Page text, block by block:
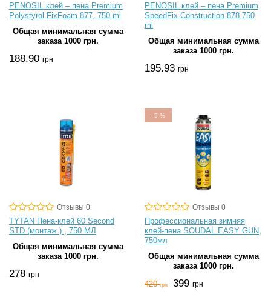
PENOSIL клей – пена Premium
Polystyrol FixFoam 877, 750 ml
Общая минимальная сумма
заказа 1000 грн.
188.90 грн
PENOSIL клей – пена Premium
SpeedFix Construction 878 750
ml
Общая минимальная сумма
заказа 1000 грн.
195.93 грн
Отзывы 0
TYTAN Пена-клей 60 Second
STD (монтаж.) , 750 МЛ
Общая минимальная сумма
заказа 1000 грн.
278 грн
-5%
Отзывы 0
Профессиональная зимняя
клей-пена SOUDAL EASY GUN,
750мл
Общая минимальная сумма
заказа 1000 грн.
420грн 399 грн